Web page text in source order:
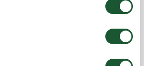
petite seconde... tu as vu notre
sur une sélection de